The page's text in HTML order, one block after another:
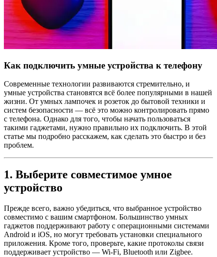
Как подключить умные устройства к телефону
Современные технологии развиваются стремительно, и
умные устройства становятся всё более популярными в нашей
жизни. От умных лампочек и розеток до бытовой техники и
систем безопасности — всё это можно контролировать прямо
с телефона. Однако для того, чтобы начать пользоваться
такими гаджетами, нужно правильно их подключить. В этой
статье мы подробно расскажем, как сделать это быстро и без
проблем.
1. Выберите совместимое умное
устройство
Прежде всего, важно убедиться, что выбранное устройство
совместимо с вашим смартфоном. Большинство умных
гаджетов поддерживают работу с операционными системами
Android и iOS, но могут требовать установки специального
приложения. Кроме того, проверьте, какие протоколы связи
поддерживает устройство — Wi-Fi, Bluetooth или Zigbee.